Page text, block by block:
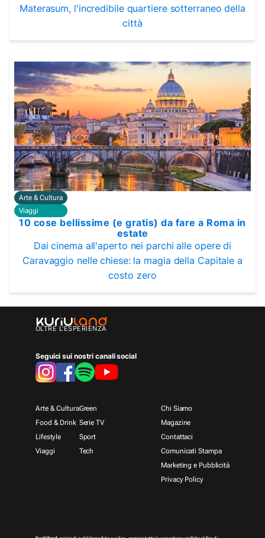
Materasum, l'incredibile quartiere sotterraneo della
città
Arte & Cultura
Viaggi
10 cose bellissime (e gratis) da fare a Roma in
estate
Dai cinema all'aperto nei parchi alle opere di
Caravaggio nelle chiese: la magia della Capitale a
costo zero
OLTRE L'ESPERIENZA
Seguici sui nostri canali social
Arte & Cultura
Food & Drink
Lifestyle
Viaggi
Green
Serie TV
Sport
Tech
Chi Siamo
Magazine
Contattaci
Comunicati Stampa
Marketing e Pubblicità
Privacy Policy